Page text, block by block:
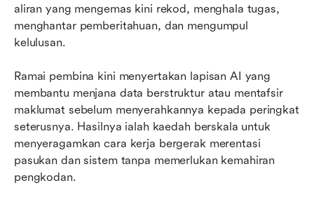
aliran yang mengemas kini rekod, menghala tugas,
menghantar pemberitahuan, dan mengumpul
kelulusan.
Ramai pembina kini menyertakan lapisan AI yang
membantu menjana data berstruktur atau mentafsir
maklumat sebelum menyerahkannya kepada peringkat
seterusnya. Hasilnya ialah kaedah berskala untuk
menyeragamkan cara kerja bergerak merentasi
pasukan dan sistem tanpa memerlukan kemahiran
pengkodan.